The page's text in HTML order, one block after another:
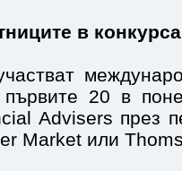
в
20 в
Advisers през
Market или